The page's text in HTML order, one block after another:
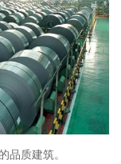
品质建筑。